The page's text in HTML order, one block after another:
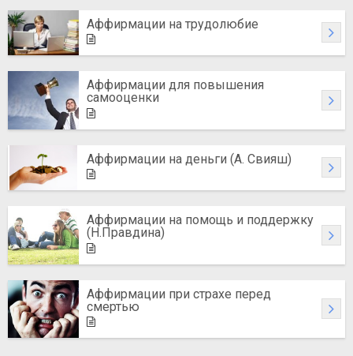
Аффирмации на трудолюбие
Аффирмации для повышения
самооценки
Аффирмации на деньги (А. Свияш)
Аффирмации на помощь и поддержку
(Н.Правдина)
Аффирмации при страхе перед
смертью